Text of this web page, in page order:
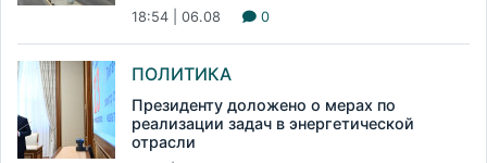
18:54 | 06.08 0
ПОЛИТИКА
Президенту доложено о мерах по
реализации задач в энергетической
отрасли